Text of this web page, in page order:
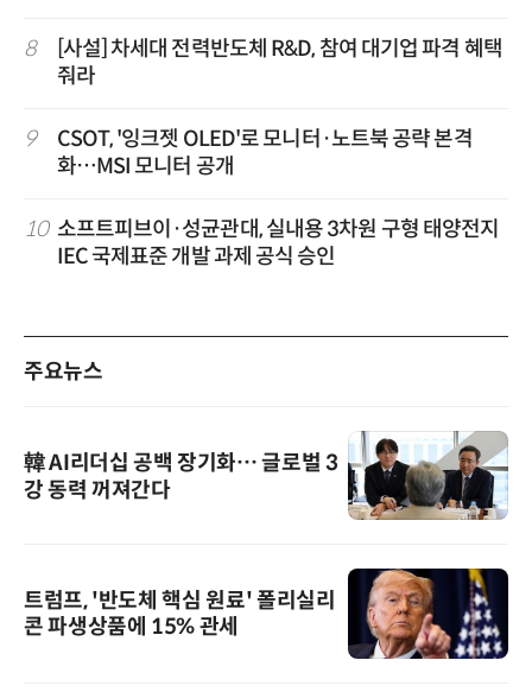
8
[사설] 차세대 전력반도체 R&D, 참여 대기업 파격 혜택
줘라
9
CSOT, '잉크젯 OLED'로 모니터·노트북 공략 본격
화…MSI 모니터 공개
10 소프트피브이·성균관대, 실내용 3차원 구형 태양전지
IEC 국제표준 개발 과제 공식 승인
주요뉴스
韓 AI리더십 공백 장기화… 글로벌 3
강 동력 꺼져간다
트럼프, '반도체 핵심 원료' 폴리실리
콘 파생상품에 15% 관세